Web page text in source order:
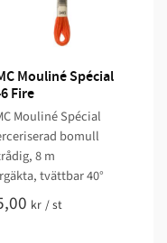
Mouliné Spécial
Fire
Mouliné Spécial
bomull
8 m
tvättbar 40°
kr /st